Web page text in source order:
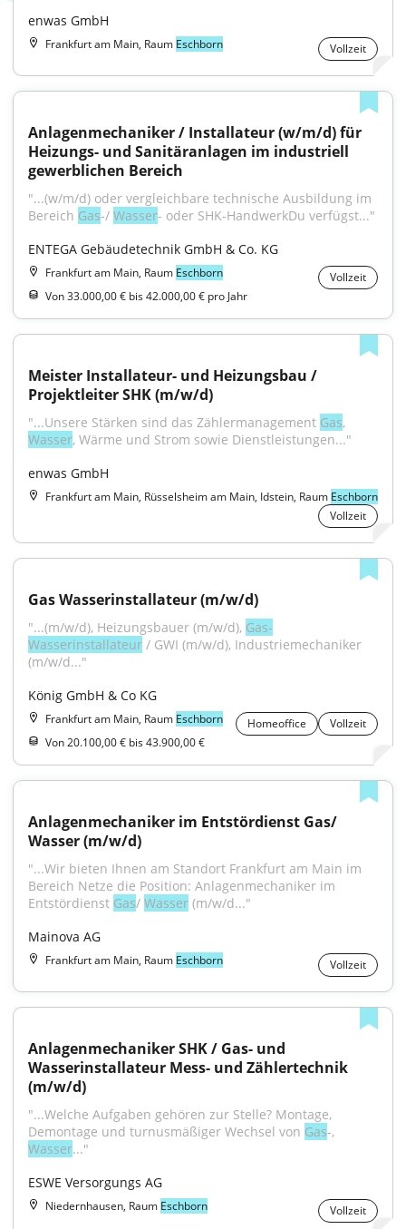
enwas GmbH
Frankfurt am Main, Raum Eschborn Vollzeit
Anlagenmechaniker / Installateur (w/m/d) für
Heizungs- und Sanitäranlagen im industriell
gewerblichen Bereich
"...(w/m/d) oder vergleichbare technische Ausbildung im
Bereich Gas-/ Wasser- oder SHK-HandwerkDu verfügst..."
ENTEGA Gebäudetechnik GmbH & Co. KG
Frankfurt am Main, Raum Eschborn
Vollzeit
Von 33.000,00 € bis 42.000,00 € pro Jahr
Meister Installateur- und Heizungsbau /
Projektleiter SHK (m/w/d)
"...Unsere Stärken sind das Zählermanagement Gas
Wasser, Wärme und Strom sowie Dienstleistungen..."
enwas GmbH
Frankfurt am Main, Rüsselsheim am Main, Idstein, Raum Eschborn
Vollzeit
Gas Wasserinstallateur (m/w/d)
"...(m/w/d), Heizungsbauer (m/w/d), Gas-
Wasserinstallateur / GWI (m/w/d), Industriemechaniker
(m/w/d..."
König GmbH & Co KG
Frankfurt am Main, Raum Eschborn Homeoffice
Vollzeit
Von 20.100,00 € bis 43.900,00 €
Anlagenmechaniker im Entstördienst Gas/
Wasser (m/w/d)
"...Wir bieten Ihnen am Standort Frankfurt am Main im
Bereich Netze die Position: Anlagenmechaniker im
Entstördienst Gas/ Wasser (m/w/d..."
Mainova AG
Frankfurt am Main, Raum Eschborn Vollzeit
Anlagenmechaniker SHK / Gas- und
Wasserinstallateur Mess- und Zählertechnik
(m/w/d)
"...Welche Aufgaben gehören zur Stelle? Montage,
Demontage und turnusmäßiger Wechsel von Gas
Wasser..."
ESWE Versorgungs AG
Niedernhausen, Raum Eschborn Vollzeit